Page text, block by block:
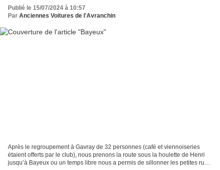
Publié le 15/07/2024 à 10:57
Par Anciennes Voitures de l'Avranchin
Après le regroupement à Gavray de 32 personnes (café et viennoiseries
étaient offerts par le club), nous prenons la route sous la houlette de Henri
jusqu’à Bayeux ou un temps libre nous a permis de sillonner les petites rues